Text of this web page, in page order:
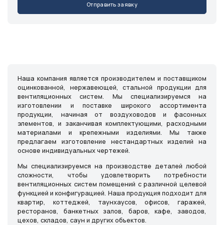
Отправить заявку
Наша компания является производителем и поставщиком
оцинкованной, нержавеющей, стальной продукции для
вентиляционных систем. Мы специализируемся на
изготовлении и поставке широкого ассортимента
продукции, начиная от воздуховодов и фасонных
элементов, и заканчивая комплектующими, расходными
материалами и крепежными изделиями. Мы также
предлагаем изготовление нестандартных изделий на
основе индивидуальных чертежей.
Мы специализируемся на производстве деталей любой
сложности, чтобы удовлетворить потребности
вентиляционных систем помещений с различной целевой
функцией и конфигурацией. Наша продукция подходит для
квартир, коттеджей, таунхаусов, офисов, гаражей,
ресторанов, банкетных залов, баров, кафе, заводов,
цехов, складов, саун и других объектов.